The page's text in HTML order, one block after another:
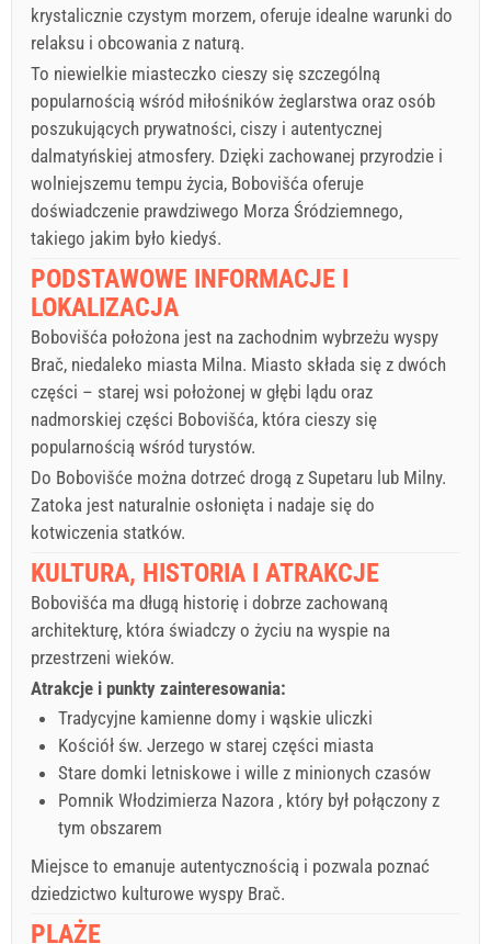
krystalicznie czystym morzem, oferuje idealne warunki do
relaksu i obcowania z naturą.
To niewielkie miasteczko cieszy się szczególną
popularnością wśród miłośników żeglarstwa oraz osób
poszukujących prywatności, ciszy i autentycznej
dalmatyńskiej atmosfery. Dzięki zachowanej przyrodzie i
wolniejszemu tempu życia, Bobovišća oferuje
doświadczenie prawdziwego Morza Śródziemnego,
takiego jakim było kiedyś.
PODSTAWOWE INFORMACJE I
LOKALIZACJA
Bobovišća położona jest na zachodnim wybrzeżu wyspy
Brač, niedaleko miasta Milna. Miasto składa się z dwóch
części – starej wsi położonej w głębi lądu oraz
nadmorskiej części Bobovišća, która cieszy się
popularnością wśród turystów.
Do Bobovišće można dotrzeć drogą z Supetaru lub Milny.
Zatoka jest naturalnie osłonięta i nadaje się do
kotwiczenia statków.
KULTURA, HISTORIA I ATRAKCJE
Bobovišća ma długą historię i dobrze zachowaną
architekturę, która świadczy o życiu na wyspie na
przestrzeni wieków.
Atrakcje i punkty zainteresowania:
Tradycyjne kamienne domy i wąskie uliczki
Kościół św. Jerzego w starej części miasta
Stare domki letniskowe i wille z minionych czasów
Pomnik Włodzimierza Nazora , który był połączony z
tym obszarem
Miejsce to emanuje autentycznością i pozwala poznać
dziedzictwo kulturowe wyspy Brač.
PLAŻE